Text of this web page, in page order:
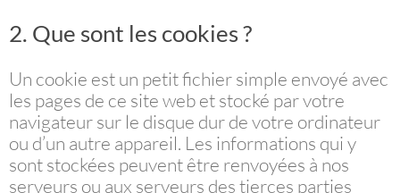
2. Que sont les cookies ?
Un cookie est un petit fichier simple envoyé avec
les pages de ce site web et stocké par votre
navigateur sur le disque dur de votre ordinateur
ou d’un autre appareil. Les informations qui y
sont stockées peuvent être renvoyées à nos
serveurs ou aux serveurs des tierces parties